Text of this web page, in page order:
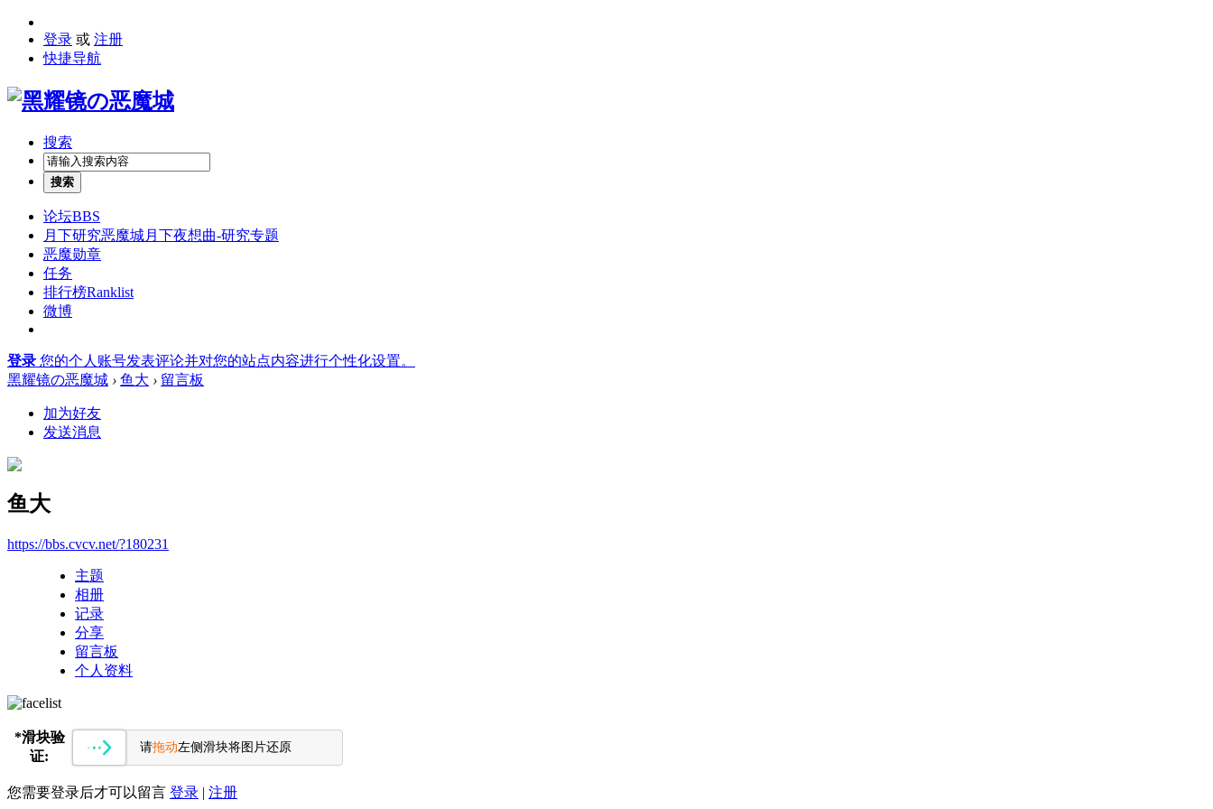
登录 或 注册
快捷导航
搜索
搜索
论坛BBS
月下研究恶魔城月下夜想曲-研究专题
恶魔勋章
任务
排行榜Ranklist
微博
登录 您的个人账号发表评论并对您的站点内容进行个性化设置。
黑耀镜の恶魔城 › 鱼大 › 留言板
加为好友
发送消息
鱼大
https://bbs.cvcv.net/?180231
主题
相册
记录
分享
留言板
个人资料
*滑块验
证:
请拖动左侧滑块将图片还原
您需要登录后才可以留言 登录 | 注册